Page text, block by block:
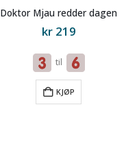
Doktor Mjau redder dagen
kr219
til
KJØP